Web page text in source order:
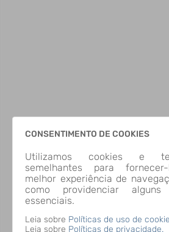
CONSENTIMENTO DE COOKIES
Utilizamos cookies e
semelhantes para
melhor experiência de
como providenciar alguns
essenciais.
Leia sobre Políticas de uso de
Leia sobre Políticas de privacidade.